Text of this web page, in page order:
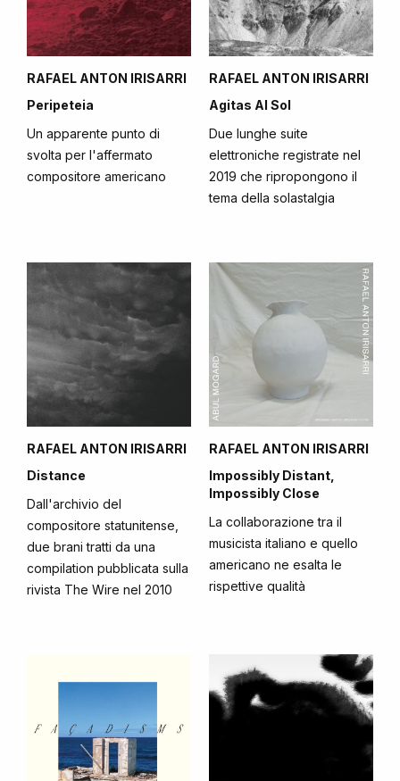
RAFAEL ANTON IRISARRI
Peripeteia
Un apparente punto di
svolta per l'affermato
compositore americano
RAFAEL ANTON IRISARRI
Agitas Al Sol
Due lunghe suite
elettroniche registrate nel
2019 che ripropongono il
tema della solastalgia
RAFAEL ANTON IRISARRI
Distance
Dall'archivio del
compositore statunitense,
due brani tratti da una
compilation pubblicata sulla
rivista The Wire nel 2010
RAFAEL ANTON IRISARRI
Impossibly Distant,
Impossibly Close
La collaborazione tra il
musicista italiano e quello
americano ne esalta le
rispettive qualità